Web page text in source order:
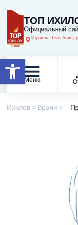
Открыть панель
ТОП
Официальный
Израиль, Тель-Авив,
Меню
Ихилов Врачи